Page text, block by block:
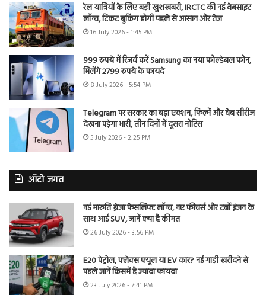
रेल यात्रियों के लिए बड़ी खुशखबरी, IRCTC की नई वेबसाइट
लॉन्च, टिकट बुकिंग होगी पहले से आसान और तेज
16 July 2026 - 1:45 PM
999 रुपये में रिजर्व करें Samsung का नया फोल्डेबल फोन,
मिलेंगे 2799 रुपये के फायदे
8 July 2026 - 5:54 PM
Telegram पर सरकार का बड़ा एक्शन, फिल्में और वेब सीरीज
देखना पड़ेगा भारी, तीन दिनों में दूसरा नोटिस
5 July 2026 - 2:25 PM
ऑटो जगत
नई मारुति ब्रेजा फेसलिफ्ट लॉन्च, नए फीचर्स और टर्बो इंजन के
साथ आई SUV, जानें क्या है कीमत
26 July 2026 - 3:56 PM
E20 पेट्रोल, फ्लेक्स फ्यूल या EV कार? नई गाड़ी खरीदने से
पहले जानें किसमें है ज्यादा फायदा
23 July 2026 - 7:41 PM